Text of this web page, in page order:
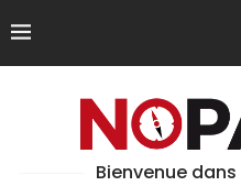
Bienvenue dans